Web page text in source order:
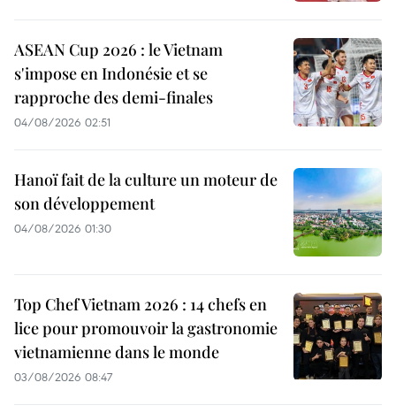
ASEAN Cup 2026 : le Vietnam
s'impose en Indonésie et se
rapproche des demi-finales
04/08/2026 02:51
Hanoï fait de la culture un moteur de
son développement
04/08/2026 01:30
Top Chef Vietnam 2026 : 14 chefs en
lice pour promouvoir la gastronomie
vietnamienne dans le monde
03/08/2026 08:47